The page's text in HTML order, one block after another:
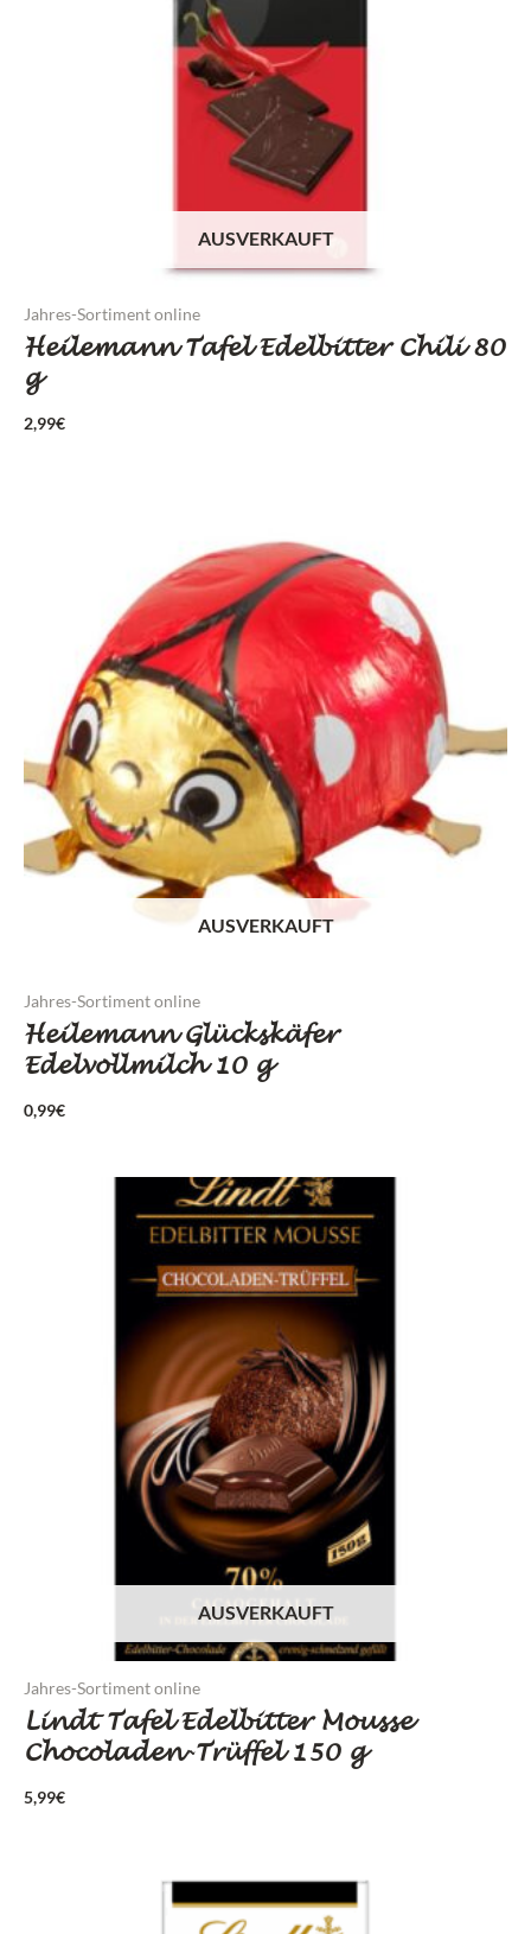
AUSVERKAUFT
Jahres-Sortiment online
Heilemann Tafel Edelbitter Chili 80
g
2,99€
AUSVERKAUFT
Jahres-Sortiment online
Heilemann Glückskäfer
Edelvollmilch 10 g
0,99€
AUSVERKAUFT
Jahres-Sortiment online
Lindt Tafel Edelbitter Mousse
Chocoladen-Trüffel 150 g
5,99€